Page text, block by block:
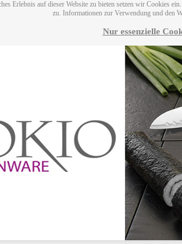
Erlebnis auf dieser Website zu bieten setzen wir Cookies
zu. Informationen zur Verwendung und den
Nur essenzielle